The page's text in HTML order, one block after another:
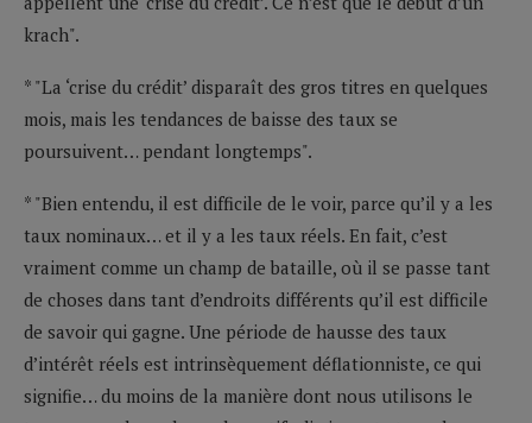
krach".
* "La ‘crise du crédit’ disparaît des gros titres en quelques
mois, mais les tendances de baisse des taux se
poursuivent… pendant longtemps".
* "Bien entendu, il est difficile de le voir, parce qu’il y a les
taux nominaux… et il y a les taux réels. En fait, c’est
vraiment comme un champ de bataille, où il se passe tant
de choses dans tant d’endroits différents qu’il est difficile
de savoir qui gagne. Une période de hausse des taux
d’intérêt réels est intrinsèquement déflationniste, ce qui
signifie… du moins de la manière dont nous utilisons le